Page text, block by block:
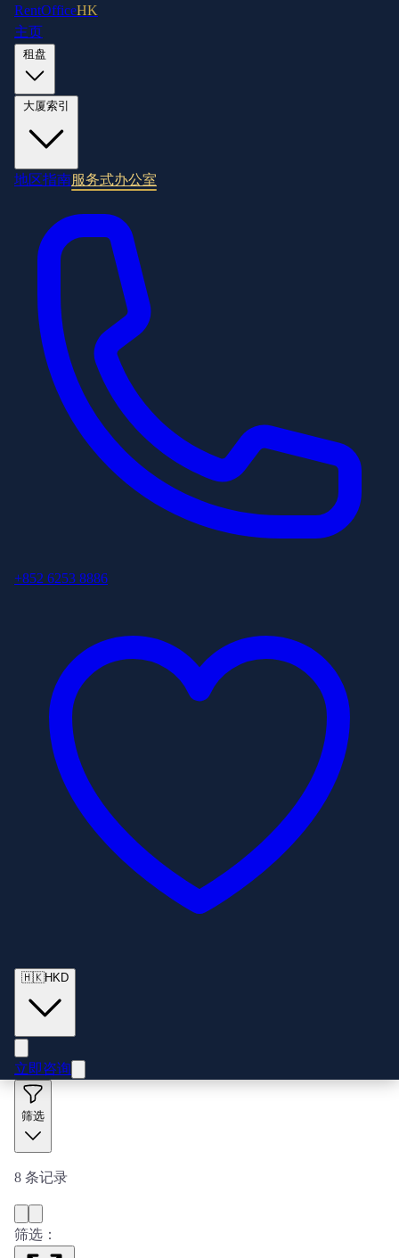
RentOfficeHK
主页
地区指南服务式办公室
+852 6253 8886
🇭🇰HKD
立即咨询
筛选
8 条记录
筛选：